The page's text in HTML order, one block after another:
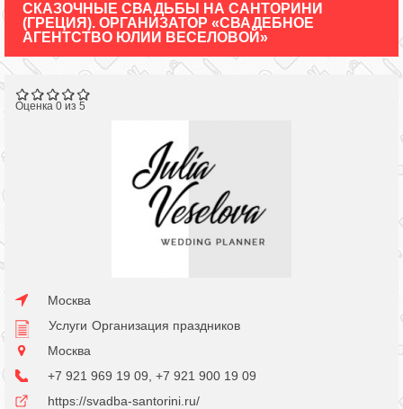
СКАЗОЧНЫЕ СВАДЬБЫ НА САНТОРИНИ
(ГРЕЦИЯ). ОРГАНИЗАТОР «СВАДЕБНОЕ
АГЕНТСТВО ЮЛИИ ВЕСЕЛОВОЙ»
Оценка 0 из 5
Москва
Услуги Организация праздников
Москва
+7 921 969 19 09, +7 921 900 19 09
https://svadba-santorini.ru/